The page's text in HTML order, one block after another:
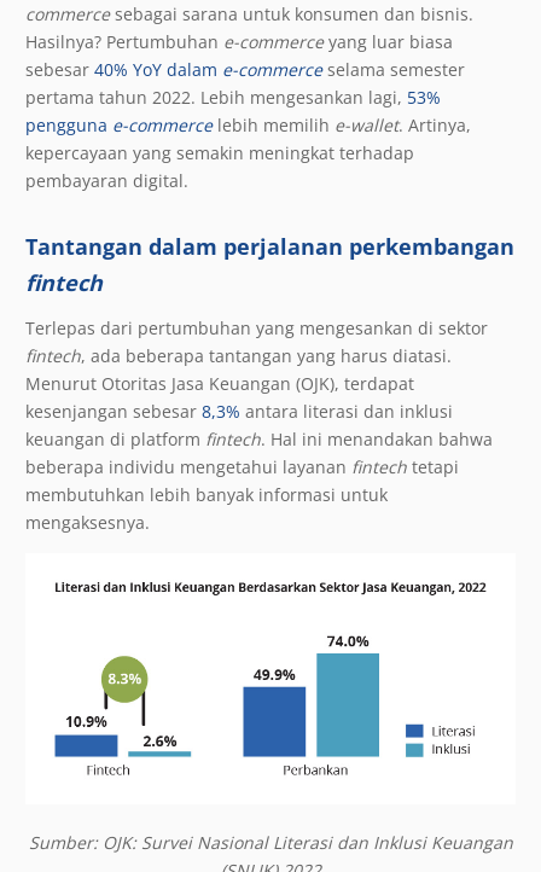
commercesebagai sarana untuk konsumen dan bisnis.
Hasilnya? Pertumbuhan e-commerceyang luar biasa
sebesar 40% YoY dalam e-commerceselama semester
pertama tahun 2022. Lebih mengesankan lagi, 53%
pengguna e-commercelebih memilih e-wallet. Artinya,
kepercayaan yang semakin meningkat terhadap
pembayaran digital.
Tantangan dalam perjalanan perkembangan
fintech
Terlepas dari pertumbuhan yang mengesankan di sektor
fintech, ada beberapa tantangan yang harus diatasi.
Menurut Otoritas Jasa Keuangan (OJK), terdapat
kesenjangan sebesar 8,3% antara literasi dan inklusi
keuangan di platform fintech. Hal ini menandakan bahwa
beberapa individu mengetahui layanan fintech tetapi
membutuhkan lebih banyak informasi untuk
mengaksesnya.
Sumber: OJK: Survei Nasional Literasi dan Inklusi Keuangan